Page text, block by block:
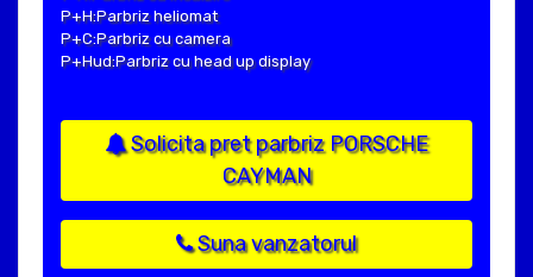
P+H:Parbriz heliomat
P+C:Parbriz cu camera
P+Hud:Parbriz cu head up display
Solicita pret parbriz PORSCHE
CAYMAN
Suna vanzatorul